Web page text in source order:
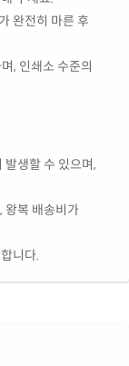
완전히 마른 후
, 인쇄소 수준의
생할 수 있으며,
왕복 배송비가
니다.